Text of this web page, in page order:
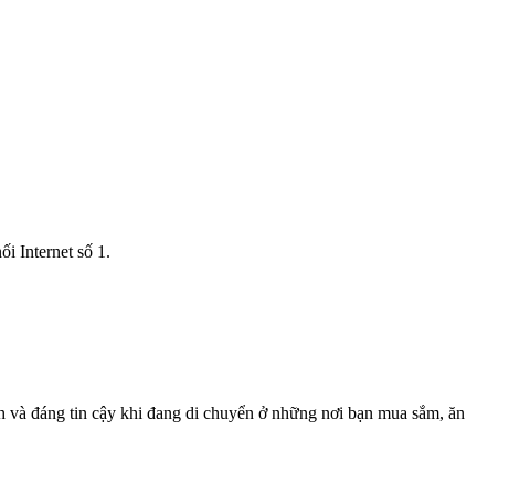
Internet số 1.
đáng tin cậy khi đang di chuyển ở những nơi bạn mua sắm, ăn